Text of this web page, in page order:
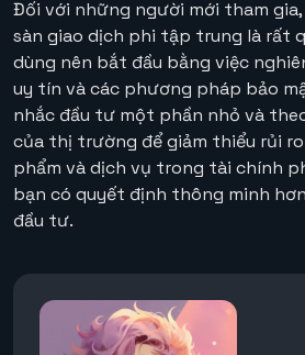
Đối với những người mới tham
sàn giao dịch phi tập trung là rất
dùng nên bắt đầu bằng việc
uy tín và các phương pháp bảo
nhắc đầu tư một phần nhỏ và
của thị trường để giảm thiểu rủi
phẩm và dịch vụ trong tài chính
bạn có quyết định thông minh
đầu tư.